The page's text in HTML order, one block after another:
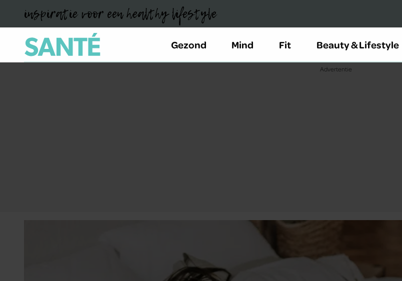
inspiratie voor een healthy lifestyle
Gezond Mind Fit Beauty & Lifestyle